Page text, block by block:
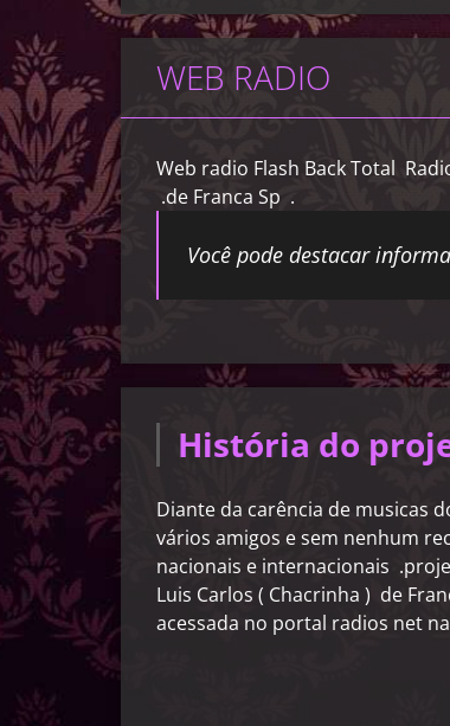
WEB RADIO
Web radio Flash Back Total
.de Franca Sp .
Você pode destacar
História do
Diante da carência de musicas
vários amigos e sem nenhum
nacionais e internacionais
Luis Carlos ( Chacrinha ) de
acessada no portal radios net